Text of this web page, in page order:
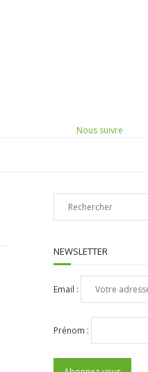
Nous suivre
NEWSLETTER
Email :
Prénom :